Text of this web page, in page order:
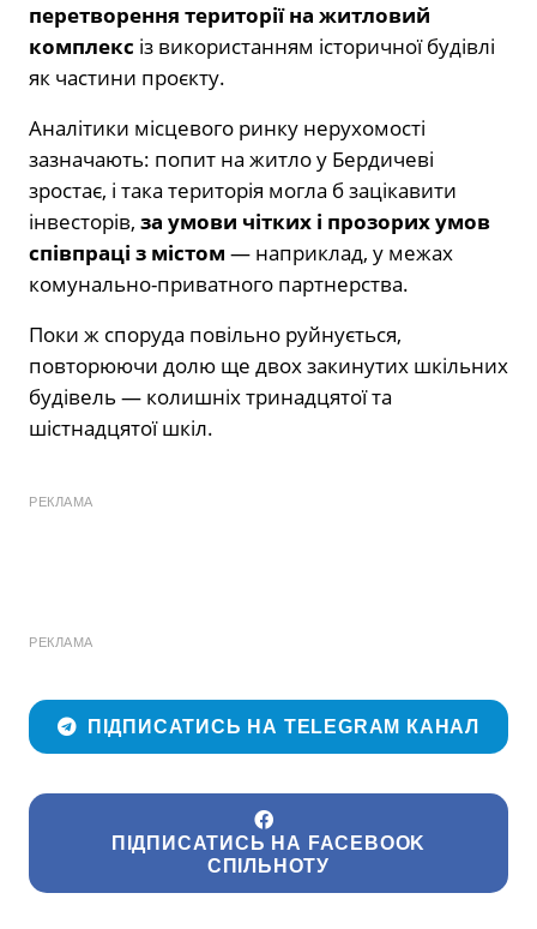
перетворення території на житловий
комплекс із використанням історичної будівлі
як частини проєкту.
Аналітики місцевого ринку нерухомості
зазначають: попит на житло у Бердичеві
зростає, і така територія могла б зацікавити
інвесторів, за умови чітких і прозорих умов
співпраці з містом — наприклад, у межах
комунально-приватного партнерства.
Поки ж споруда повільно руйнується,
повторюючи долю ще двох закинутих шкільних
будівель — колишніх тринадцятої та
шістнадцятої шкіл.
РЕКЛАМА
РЕКЛАМА
ПІДПИСАТИСЬ НА TELEGRAM КАНАЛ
ПІДПИСАТИСЬ НА FACEBOOK
СПІЛЬНОТУ